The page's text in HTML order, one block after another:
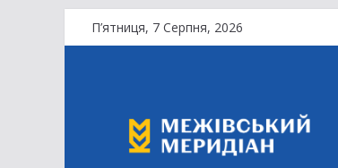
Перейти
до
П’ятниця, 7 Серпня, 2026